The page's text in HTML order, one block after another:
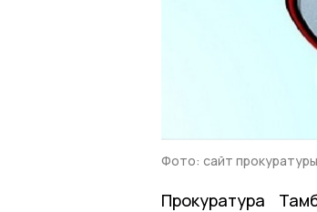
Фото: сайт
Прокуратура